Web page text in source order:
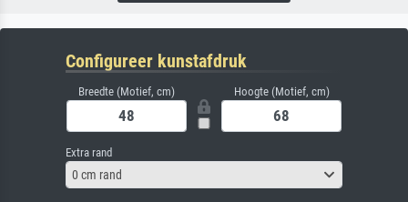
Configureer kunstafdruk
Breedte (Motief, cm) Hoogte (Motief, cm)
Extra rand
0 cm rand